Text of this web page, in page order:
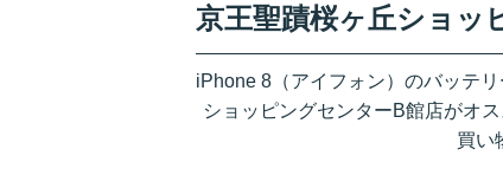
京王聖蹟桜ヶ丘ショッ
iPhone 8（アイフォン）のバッテ
ショッピングセンターB館店がオ
買い